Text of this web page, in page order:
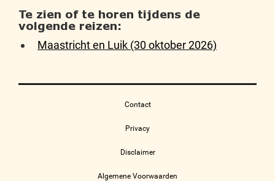
Te zien of te horen tijdens de
volgende reizen:
Maastricht en Luik (30 oktober 2026)
Contact
Privacy
Disclaimer
Algemene Voorwaarden